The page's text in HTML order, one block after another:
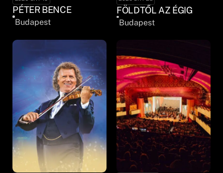
PÉTER BENCE
Budapest
FÖLDTŐL AZ ÉGIG
Budapest